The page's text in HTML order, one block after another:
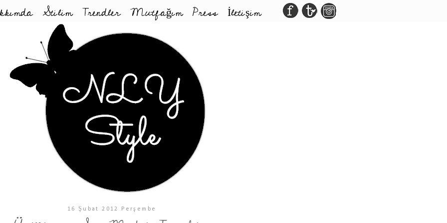
Stilim Trendler Mutfağım Press İletişim
16 Şubat 2012 Perşembe